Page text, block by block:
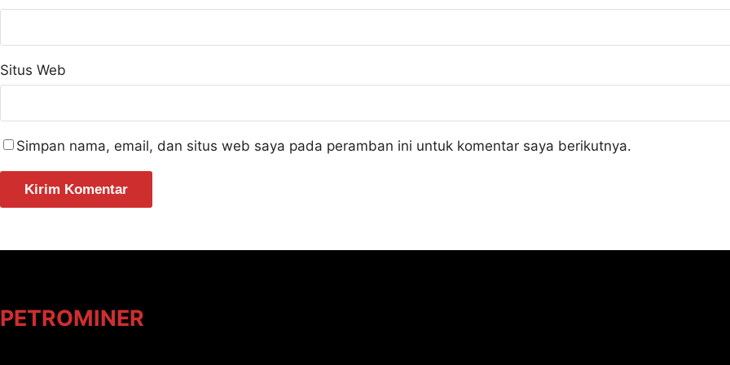
Situs Web
Simpan nama, email, dan situs web saya pada peramban ini untuk komentar saya berikutnya.
PETROMINER